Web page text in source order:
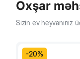
Oxşar
Sizin ev heyvanınız
-20%